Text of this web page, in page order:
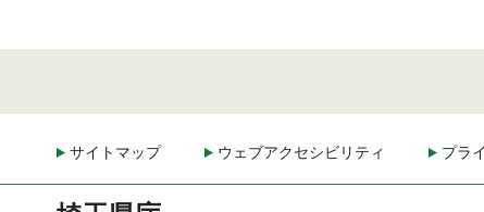
サイトマップ ウェブアクセシビリティ プラ